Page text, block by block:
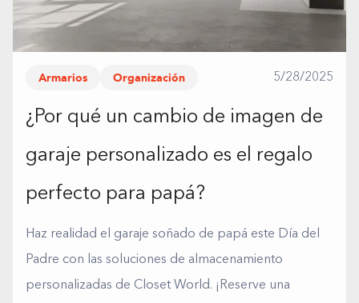
Armarios Organización 5/28/2025
¿Por qué un cambio de imagen de
garaje personalizado es el regalo
perfecto para papá?
Haz realidad el garaje soñado de papá este Día del
Padre con las soluciones de almacenamiento
personalizadas de Closet World. ¡Reserve una